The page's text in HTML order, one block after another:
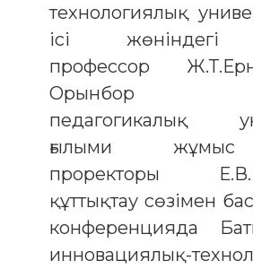
технологиялық
ісі жөніндегі
профессор
Орынбор
педагогикалық
ғылыми жұмыс
проректоры
құттықтау сөзімен
конференцияда
инновациялық-